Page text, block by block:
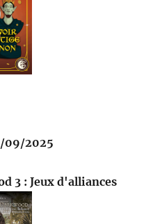
09/2025
3 : Jeux d'alliances